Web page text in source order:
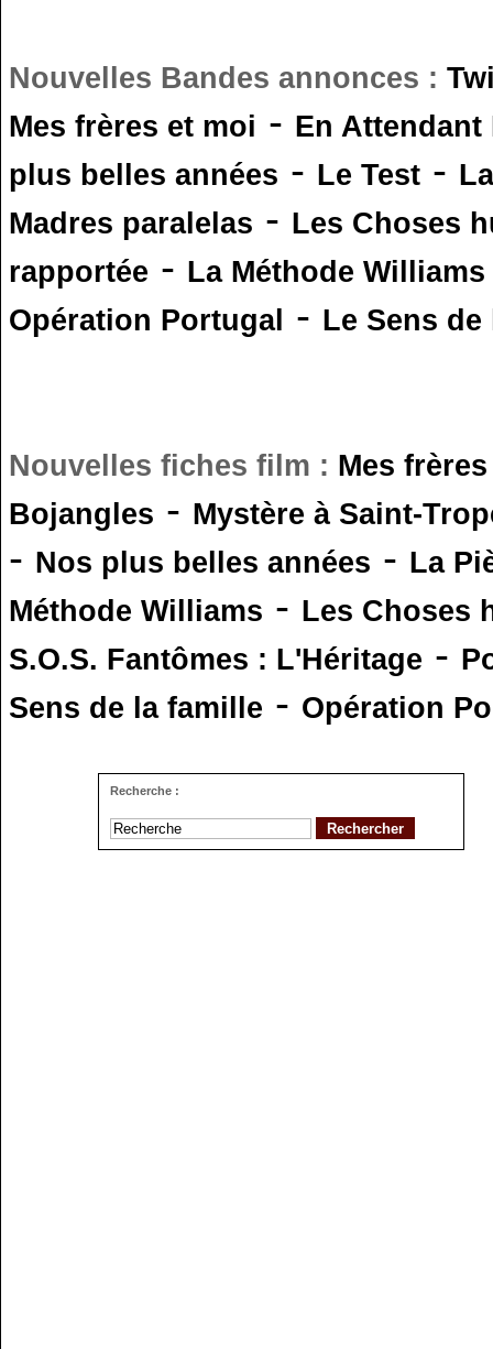
Nouvelles Bandes annonces :
Mes frères et moi - En
plus belles années - Le Test -
Madres paralelas - Les Choses
rapportée - La Méthode Williams
Opération Portugal - Le Sens
Nouvelles fiches film : Mes
Bojangles - Mystère à Saint-
- Nos plus belles années - La
Méthode Williams - Les Choses
S.O.S. Fantômes : L'Héritage -
Sens de la famille - Opération
Recherche :